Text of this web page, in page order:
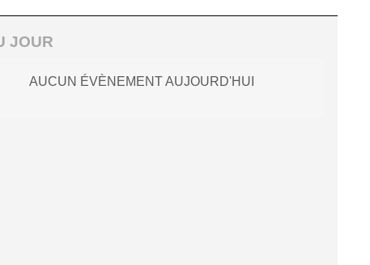
JOUR
AUCUN ÉVÈNEMENT AUJOURD'HUI